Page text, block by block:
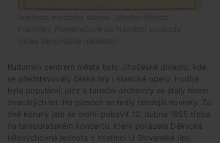
Kulturním centrem města bylo Jihočeské divadlo, kde
se představovaly české hry i klasické opery. Hudba
byla populární, jazz a taneční orchestry se staly hitem
dvacátých let. Na plesech se hrály tehdejší novinky. Za
dvě koruny jste se mohli pobavit 12. dubna 1925 třeba
na tamburašském koncertu, který pořádala Dělnická
tělovýchovná jednota v hostinci U Slovanské lípy.